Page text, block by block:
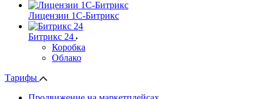
Лицензии 1С-Битрикс
Битрикс 24
Коробка
Облако
Тарифы